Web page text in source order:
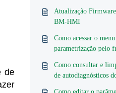
de
Atualização
BM-HMI
Como acessar o menu
parametrização pelo
Como consultar e
de autodiagnósticos